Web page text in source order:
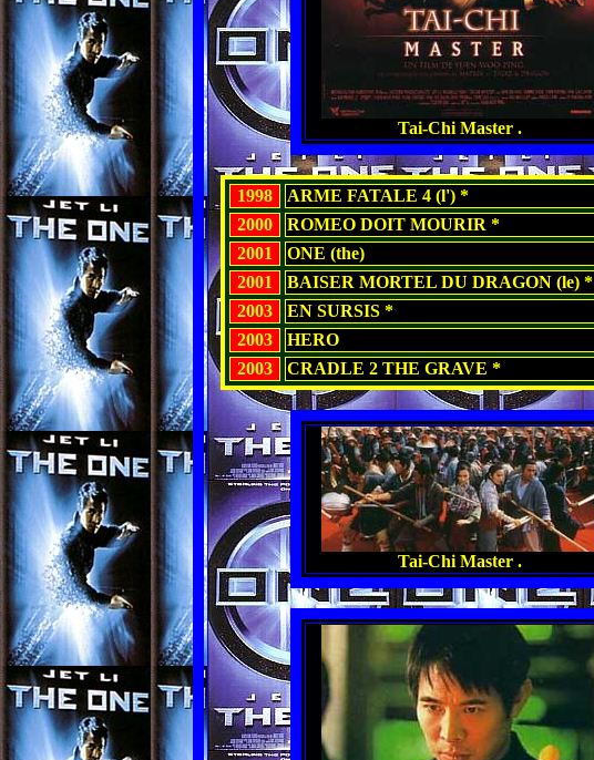
Tai-Chi Master .
1998
ARME FATALE 4 (l') *
2000
ROMEO DOIT MOURIR *
2001
ONE (the)
2001
BAISER MORTEL DU DRAGON (le) *
2003
EN SURSIS *
2003
HERO
2003
CRADLE 2 THE GRAVE *
Tai-Chi Master .